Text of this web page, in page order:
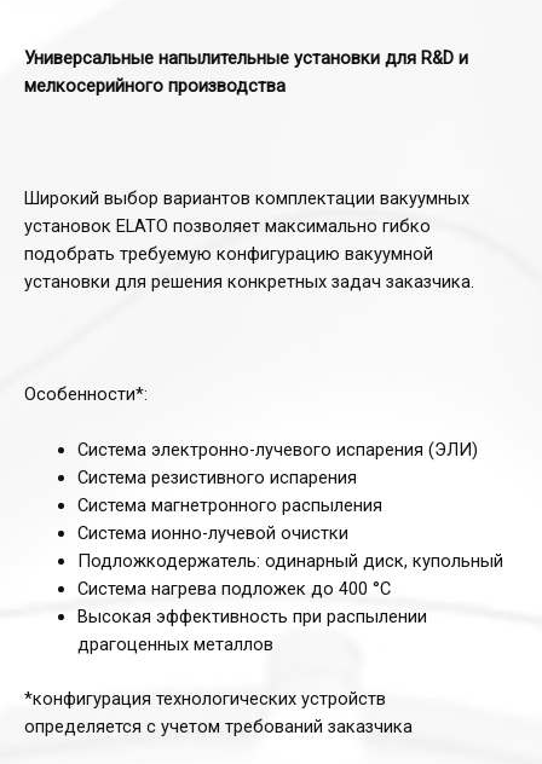
Универсальные напылительные установки для R&D и
мелкосерийного производства
Широкий выбор вариантов комплектации вакуумных
установок ELATO позволяет максимально гибко
подобрать требуемую конфигурацию вакуумной
установки для решения конкретных задач заказчика.
Особенности*:
Система электронно-лучевого испарения (ЭЛИ)
Система резистивного испарения
Система магнетронного распыления
Система ионно-лучевой очистки
Подложкодержатель: одинарный диск, купольный
Система нагрева подложек до 400 °С
Высокая эффективность при распылении
драгоценных металлов
*конфигурация технологических устройств
определяется с учетом требований заказчика